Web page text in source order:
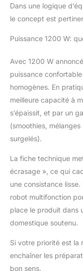
Dans une logique
le concept est
Puissance 1200 W:
Avec 1200 W
puissance
homogènes. En
meilleure capacité à
s’épaissit, et par un
(smoothies,
surgelés).
La fiche technique
écrasage », ce qui
une consistance
robot multifonction
place le produit dans
domestique soutenu.
Si votre priorité est la
enchaîner les
bon sens.